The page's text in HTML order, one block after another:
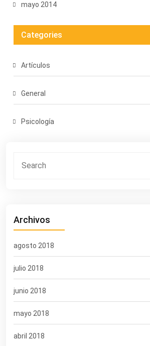
mayo 2014
Categories
Artículos
General
Psicología
Archivos
agosto 2018
julio 2018
junio 2018
mayo 2018
abril 2018